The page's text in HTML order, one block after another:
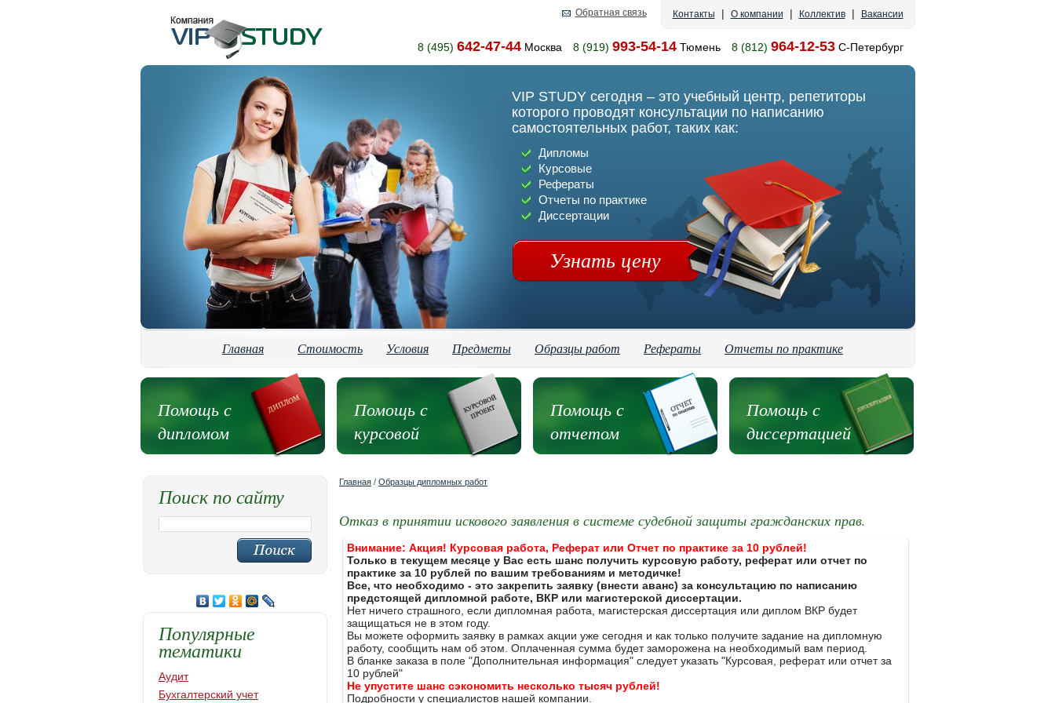
Контакты | О компании | Коллектив| Вакансии
Обратная связь
8 (495) 642-47-44Москва 8 (919) 993-54-14Тюмень 8 (812) 964-12-53С-Петербург
VIP STUDY сегодня – это учебный центр, репетиторы
которого проводят консультации по написанию
самостоятельных работ, таких как:
Дипломы
Курсовые
Рефераты
Отчеты по практике
Диссертации
Узнать цену
Главная Стоимость Условия Предметы Образцы работ Рефераты Отчеты по практике
Помощь с
дипломом
Помощь с
курсовой
Помощь с
отчетом
Помощь с
диссертацией
Главная / Образцы дипломных работ
Отказ в принятии искового заявления в системе судебной защиты гражданских прав.
Внимание: Акция! Курсовая работа, Реферат или Отчет по практике за 10 рублей!
Только в текущем месяце у Вас есть шанс получить курсовую работу, реферат или отчет по
практике за 10 рублей по вашим требованиям и методичке!
Все, что необходимо - это закрепить заявку (внести аванс) за консультацию по написанию
предстоящей дипломной работе, ВКР или магистерской диссертации.
Нет ничего страшного, если дипломная работа, магистерская диссертация или диплом ВКР будет
защищаться не в этом году.
Вы можете оформить заявку в рамках акции уже сегодня и как только получите задание на дипломную
работу, сообщить нам об этом. Оплаченная сумма будет заморожена на необходимый вам период.
В бланке заказа в поле "Дополнительная информация" следует указать "Курсовая, реферат или отчет за
10 рублей"
Не упустите шанс сэкономить несколько тысяч рублей!
Подробности у специалистов нашей компании.
Поиск по сайту
Популярные
тематики
Аудит
Бухгалтерский учет